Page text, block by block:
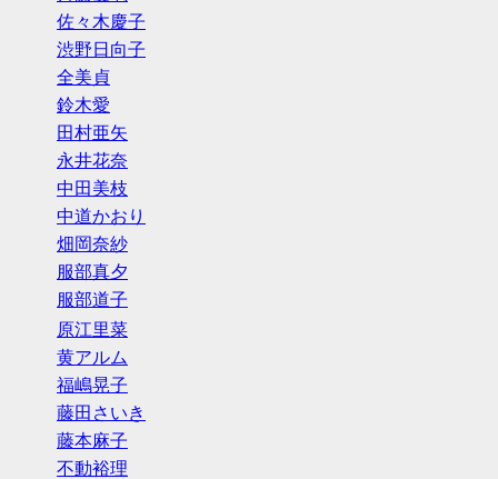
佐々木慶子
渋野日向子
全美貞
鈴木愛
田村亜矢
永井花奈
中田美枝
中道かおり
畑岡奈紗
服部真夕
服部道子
原江里菜
黄アルム
福嶋晃子
藤田さいき
藤本麻子
不動裕理